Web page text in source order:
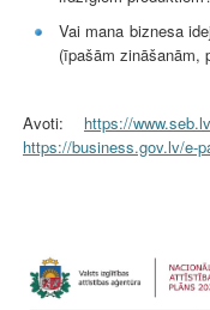
Vai mana biznesa
(īpašām zināšanām,
Avoti: https://
https://business.gov.lv/e-